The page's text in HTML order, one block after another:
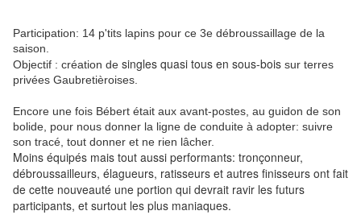
Participation: 14 p'tits lapins pour ce 3e débroussaillage de la
saison.
Objectif : création de singles quasi tous en sous-bois sur terres
privées Gaubretièroises.
Encore une fois Bébert était aux avant-postes, au guidon de son
bolide, pour nous donner la ligne de conduite à adopter: suivre
son tracé, tout donner et ne rien lâcher.
Moins équipés mais tout aussi performants: tronçonneur,
débroussailleurs, élagueurs, ratisseurs et autres finisseurs ont fait
de cette nouveauté une portion qui devrait ravir les futurs
participants, et surtout les plus maniaques.